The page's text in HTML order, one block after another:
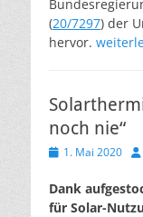
(20/7297) der
hervor.
noch nie“
Veröffentlicht
1. Mai 2020
Dank
für Solar-